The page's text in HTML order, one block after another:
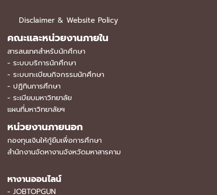
Disclaimer & Website Policy
คณะและหน่วยงานภายใน
สารสนเทศสำหรับนักศึกษา
- ระบบบริการนักศึกษา
- ระบบทะเบียนกิจกรรมนักศึกษา
- ปฏิทินการศึกษา
- ระเบียบมหาวิทยาลัย
แผนที่มหาวิทยาลัยฯ
หน่วยงานภายนอก
กองทุนเงินให้กู้ยืมเพื่อการศึกษา
สำนักงานจัดหางานจังหวัดมหาสารคาม
หางานออนไลน์
- JOBTOPGUN